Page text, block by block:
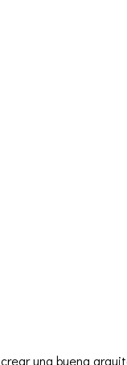
una buena